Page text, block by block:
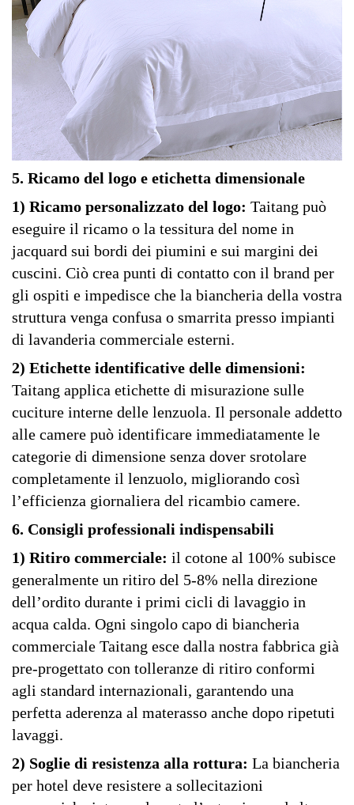
5. Ricamo del logo e etichetta dimensionale
1) Ricamo personalizzato del logo: Taitang può
eseguire il ricamo o la tessitura del nome in
jacquard sui bordi dei piumini e sui margini dei
cuscini. Ciò crea punti di contatto con il brand per
gli ospiti e impedisce che la biancheria della vostra
struttura venga confusa o smarrita presso impianti
di lavanderia commerciale esterni.
2) Etichette identificative delle dimensioni:
Taitang applica etichette di misurazione sulle
cuciture interne delle lenzuola. Il personale addetto
alle camere può identificare immediatamente le
categorie di dimensione senza dover srotolare
completamente il lenzuolo, migliorando così
l’efficienza giornaliera del ricambio camere.
6. Consigli professionali indispensabili
1) Ritiro commerciale: il cotone al 100% subisce
generalmente un ritiro del 5-8% nella direzione
dell’ordito durante i primi cicli di lavaggio in
acqua calda. Ogni singolo capo di biancheria
commerciale Taitang esce dalla nostra fabbrica già
pre-progettato con tolleranze di ritiro conformi
agli standard internazionali, garantendo una
perfetta aderenza al materasso anche dopo ripetuti
lavaggi.
2) Soglie di resistenza alla rottura: La biancheria
per hotel deve resistere a sollecitazioni